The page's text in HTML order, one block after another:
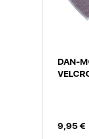
DAN-
9,95 €